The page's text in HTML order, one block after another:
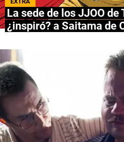
NETFLIX
APPLE TV+
MÚSICA
CELEBRITIES
PASATIEMPOS
La sede de los JJOO
¿inspiró? a Saitama de